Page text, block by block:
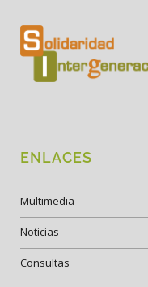
ENLACES
Multimedia
Noticias
Consultas